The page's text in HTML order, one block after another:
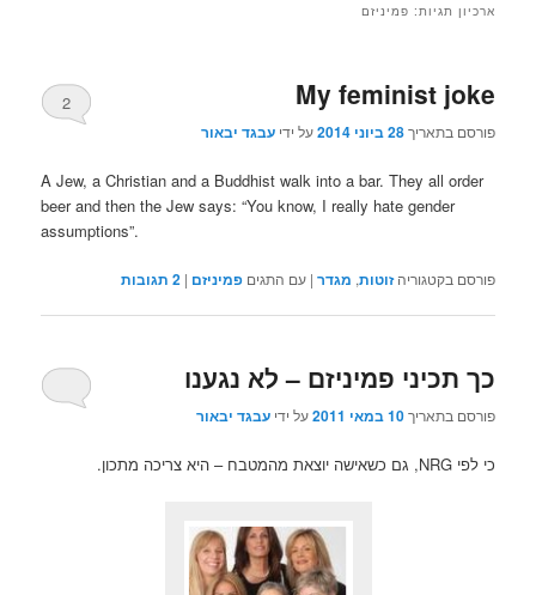
ארכיון תגיות: פמיניזם
My feminist joke
פורסם בתאריך28 ביוני 2014 על ידיעבגד יבאור
2
A Jew, a Christian and a Buddhist walk into a bar. They all order
beer and then the Jew says: “You know, I really hate gender
assumptions”.
פורסם בקטגוריה זוטות, מגדר |עם התגים פמיניזם |
2 תגובות
כך תכיני פמיניזם – לא נגענו
פורסם בתאריך10 במאי 2011 על ידיעבגד יבאור
כי לפי NRG, גם כשאישה יוצאת מהמטבח – היא צריכה מתכון.